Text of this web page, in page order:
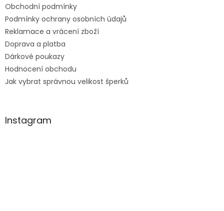
Obchodní podmínky
Podmínky ochrany osobních údajů
Reklamace a vrácení zboží
Doprava a platba
Dárkové poukazy
Hodnocení obchodu
Jak vybrat správnou velikost šperků
Instagram